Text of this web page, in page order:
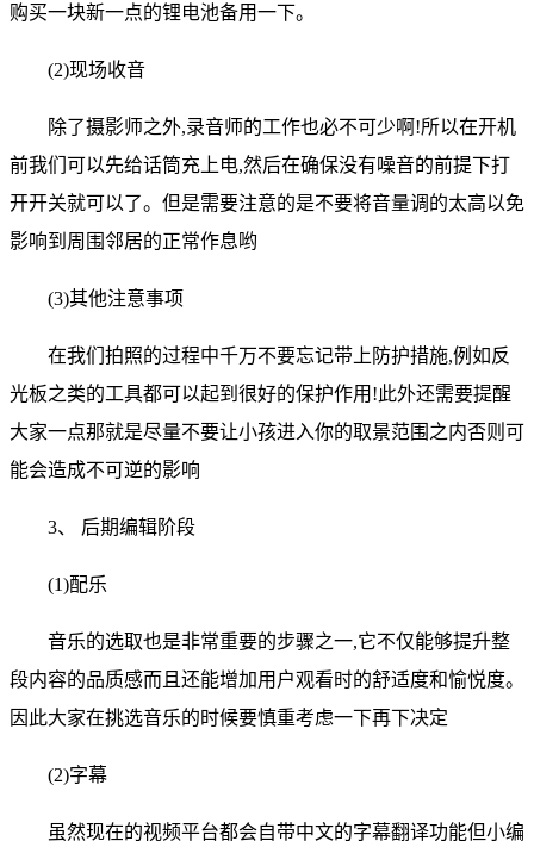
购买一块新一点的锂电池备用一下。
(2)现场收音
除了摄影师之外,录音师的工作也必不可少啊!所以在开机
前我们可以先给话筒充上电,然后在确保没有噪音的前提下打
开开关就可以了。但是需要注意的是不要将音量调的太高以免
影响到周围邻居的正常作息哟
(3)其他注意事项
在我们拍照的过程中千万不要忘记带上防护措施,例如反
光板之类的工具都可以起到很好的保护作用!此外还需要提醒
大家一点那就是尽量不要让小孩进入你的取景范围之内否则可
能会造成不可逆的影响
3、 后期编辑阶段
(1)配乐
音乐的选取也是非常重要的步骤之一,它不仅能够提升整
段内容的品质感而且还能增加用户观看时的舒适度和愉悦度。
因此大家在挑选音乐的时候要慎重考虑一下再下决定
(2)字幕
虽然现在的视频平台都会自带中文的字幕翻译功能但小编